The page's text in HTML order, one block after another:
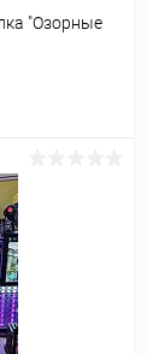
"Озорные